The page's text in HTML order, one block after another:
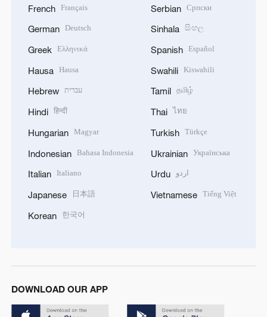
French Français
German Deutsch
Greek Ελληνικά
Hausa Hausa
Hebrew עברית
Hindi हिन्दी
Hungarian Magyar
Indonesian Bahasa Indonesia
Italian Italiano
Japanese 日本語
Korean 한국어
Serbian Српски
Sinhala සිංහල
Spanish Español
Swahili Kiswahili
Tamil தமிழ்
Thai ไทย
Turkish Türkçe
Ukrainian Українська
Urdu اردو
Vietnamese Tiếng Việt
DOWNLOAD OUR APP